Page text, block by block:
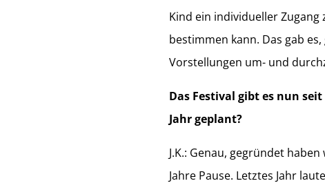
Kind ein individueller
bestimmen kann. Das gab
Vorstellungen um- und
Das Festival gibt es nun
Jahr geplant?
J.K.: Genau, gegründet
Jahre Pause. Letztes Jahr